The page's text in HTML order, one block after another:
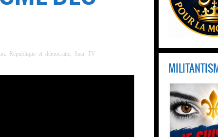
République et démocratie Sacr TV